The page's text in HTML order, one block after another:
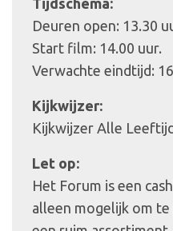
Deuren open: 13.30
Start film: 14.00 uur.
Verwachte eindtijd:
Kijkwijzer:
Kijkwijzer Alle
Let op:
Het Forum is een
alleen mogelijk om